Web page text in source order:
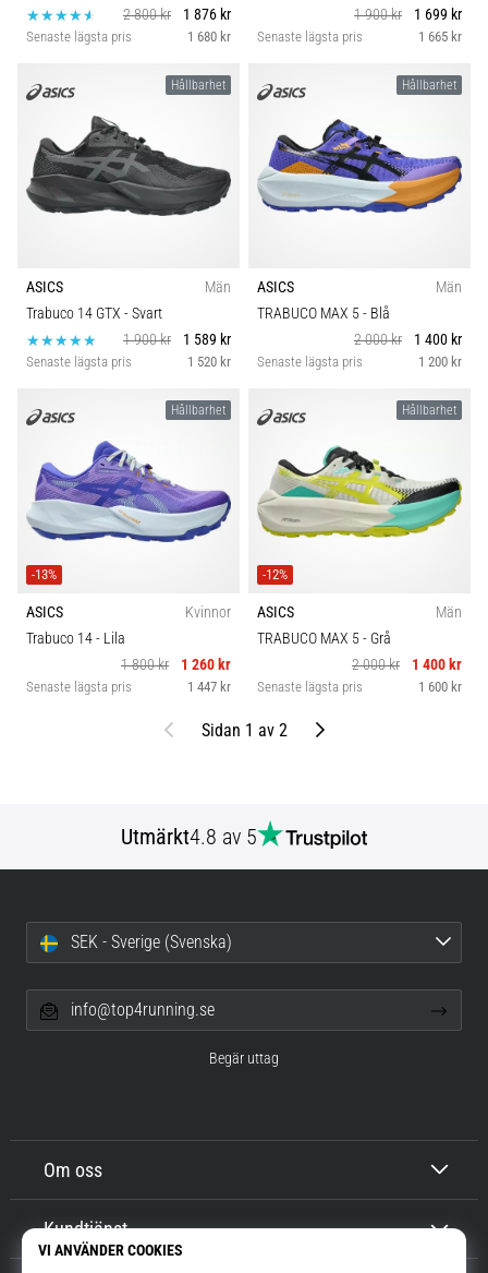
2 800 kr
1 876 kr
Senaste lägsta pris 1 680 kr
1 900 kr
1 699 kr
Senaste lägsta pris 1 665 kr
Hållbarhet
ASICS
Män
Trabuco 14 GTX - Svart
1 900 kr
1 589 kr
Senaste lägsta pris 1 520 kr
Hållbarhet
ASICS
Män
TRABUCO MAX 5- Blå
2 000 kr
1 400 kr
Senaste lägsta pris 1 200 kr
Hållbarhet
-13%
ASICS
Kvinnor
Trabuco 14- Lila
1 800 kr
1 260 kr
Senaste lägsta pris 1 447 kr
Hållbarhet
-12%
ASICS
Män
TRABUCO MAX 5- Grå
2 000 kr
1 400 kr
Senaste lägsta pris 1 600 kr
Föregående
Sidan 1 av 2 Nästa
Utmärkt4.8 av 5
Om oss
Kundtjänst
SEK - Sverige (Svenska)
info@top4running.se
Begär uttag